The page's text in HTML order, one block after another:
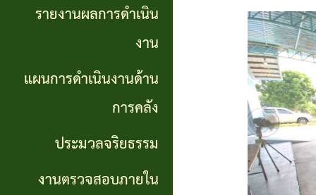
งาน
เจ้า
หน้าที่
การจัดการ
ความรู้
งานด้าน
การคลัง
จริยธรรม
กำลัง
แผน
ส่วน
ตำบล
รายงานผลการดำเนิน
งาน
แผนการดำเนินงานด้าน
การคลัง
ประมวลจริยธรรม
งานตรวจสอบภายใน